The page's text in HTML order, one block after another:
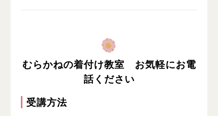
むらかねの着付け教室 お気軽にお電
話ください
受講方法